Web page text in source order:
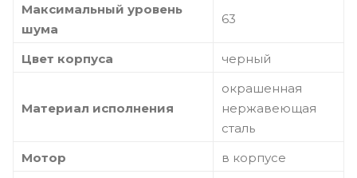
Максимальный уровень
шума
63
Цвет корпуса черный
Материал исполнения
окрашенная
нержавеющая
сталь
Мотор
в корпусе